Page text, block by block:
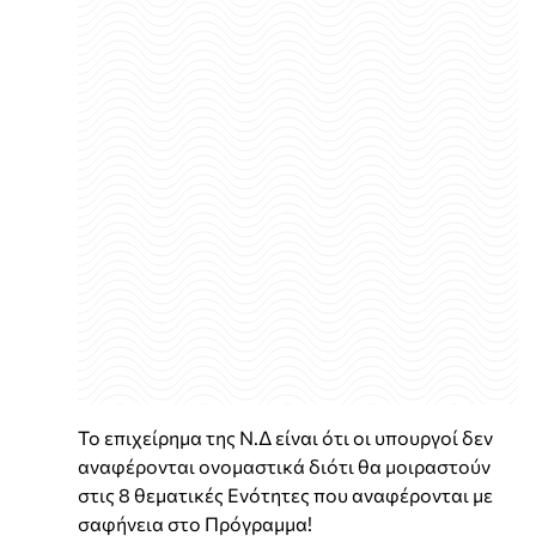
Το επιχείρημα της Ν.Δ είναι ότι οι υπουργοί δεν
αναφέρονται ονομαστικά διότι θα μοιραστούν
στις 8 θεματικές Ενότητες που αναφέρονται με
σαφήνεια στο Πρόγραμμα!